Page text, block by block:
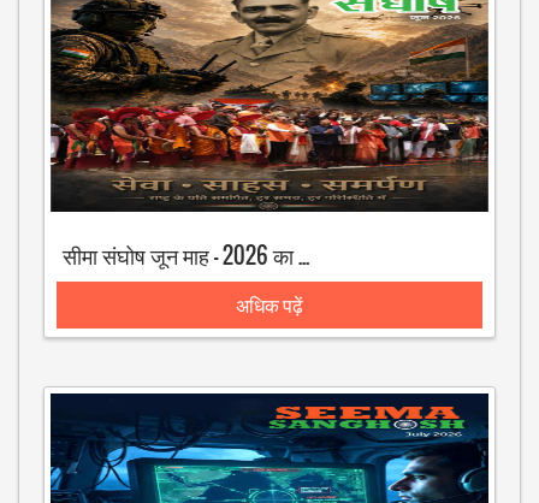
सीमा संघोष जून माह - 2026 का अंक
अधिक पढ़ें